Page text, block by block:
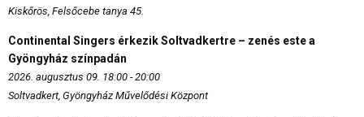
Kiskőrös, Felsőcebe tanya 45.
Continental Singers érkezik Soltvadkertre – zenés este a
Gyöngyház színpadán
2026. augusztus 09. 18:00 - 20:00
Soltvadkert, Gyöngyház Művelődési Központ